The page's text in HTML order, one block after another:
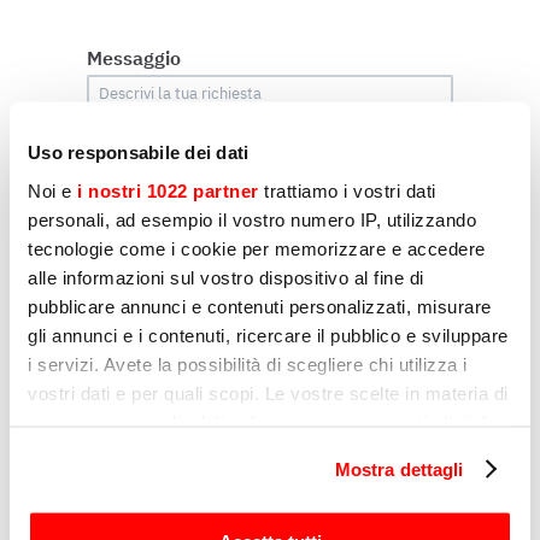
Uso responsabile dei dati
Noi e i nostri 1022 partner trattiamo i vostri dati
personali, ad esempio il vostro numero IP, utilizzando
tecnologie come i cookie per memorizzare e accedere
alle informazioni sul vostro dispositivo al fine di
pubblicare annunci e contenuti personalizzati, misurare
gli annunci e i contenuti, ricercare il pubblico e sviluppare
i servizi. Avete la possibilità di scegliere chi utilizza i
vostri dati e per quali scopi. Le vostre scelte in materia di
modificare o revocare il proprio consenso in qualsiasi
momento dalla Dichiarazione sui cookie o facendo clic
Mostra dettagli
Messaggio
Marketing
Dichiaro di acconsentire al trattamento dei miei
dati personali da parte di Sirman per l'invio di
comunicazioni per finalità di marketing, come